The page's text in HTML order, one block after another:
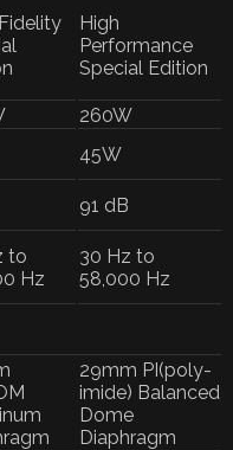
High
Performance
Special Edition
260W
45W
91 dB
to
Hz
30 Hz to
58,000 Hz
29mm PI(poly-
imide) Balanced
Dome
Diaphragm